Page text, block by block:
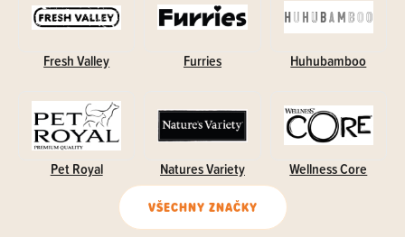
Fresh Valley Furries Huhubamboo
Pet Royal Natures Variety Wellness Core
VŠECHNY ZNAČKY